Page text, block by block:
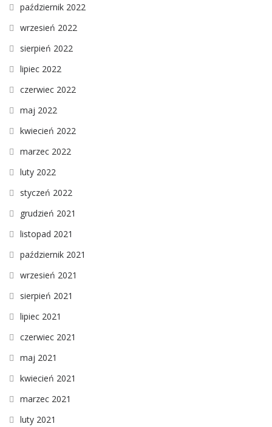
październik 2022
wrzesień 2022
sierpień 2022
lipiec 2022
czerwiec 2022
maj 2022
kwiecień 2022
marzec 2022
luty 2022
styczeń 2022
grudzień 2021
listopad 2021
październik 2021
wrzesień 2021
sierpień 2021
lipiec 2021
czerwiec 2021
maj 2021
kwiecień 2021
marzec 2021
luty 2021